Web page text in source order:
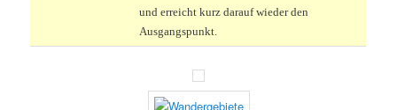
und erreicht kurz darauf wieder den
Ausgangspunkt.